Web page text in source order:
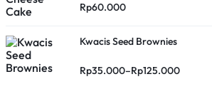
Rp60.000
Kwacis Seed Brownies
Rp35.000–Rp125.000